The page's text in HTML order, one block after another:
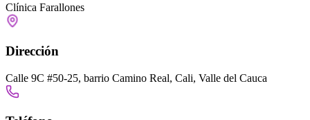
Clínica Farallones
Dirección
Calle 9C #50-25, barrio Camino Real, Cali, Valle del Cauca